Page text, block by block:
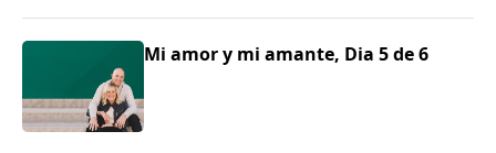
Mi amor y mi amante, Dia 5 de 6